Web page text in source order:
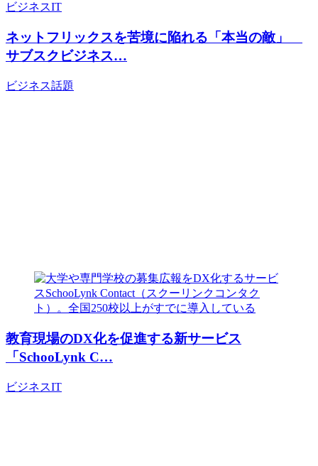
ビジネスIT
ネットフリックスを苦境に陥れる「本当の敵」
サブスクビジネス…
ビジネス話題
教育現場のDX化を促進する新サービス
「SchooLynk C…
ビジネスIT